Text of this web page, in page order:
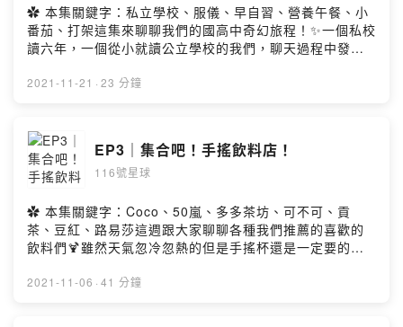
yull?m=commentPowered by Firstory Hosting
✿ 本集關鍵字：私立學校、服儀、早自習、營養午餐、小
番茄、打架這集來聊聊我們的國高中奇幻旅程！✨一個私校
讀六年，一個從小就讀公立學校的我們，聊天過程中發現
國高中時光，也希望能讓你勾起一些當時的共鳴🥰歡迎在
(incompetech.com)Licensed under Creative
Commons: By Attribution 4.0
Licensehttp://creativecommons.org/licenses/by/4.0/ht
9hPowered by Firstory Hosting
2021-11-21 · 23 分鐘
EP3｜集合吧！手搖飲料店！
116號星球
✿ 本集關鍵字：Coco、50嵐、多多茶坊、可不可、貢
茶、豆紅、路易莎這週跟大家聊聊各種我們推薦的喜歡的
飲料們🍹雖然天氣忽冷忽熱的但是手搖杯還是一定要的吧
Podcast和Firstory給我們更多回饋和建議🌟✿ Music
2021-11-06 · 41 分鐘